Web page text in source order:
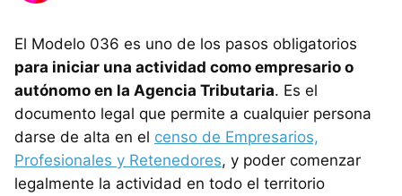
El Modelo 036 es uno de los pasos obligatorios
para iniciar una actividad como empresario o
autónomo en la Agencia Tributaria. Es el
documento legal que permite a cualquier persona
darse de alta en el censo de Empresarios,
Profesionales y Retenedores, y poder comenzar
legalmente la actividad en todo el territorio